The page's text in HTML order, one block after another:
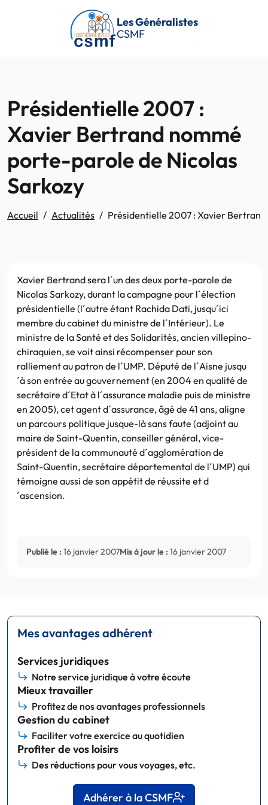
Passer au contenu principal
Les Généralistes
CSMF
Présidentielle 2007 :
Xavier Bertrand nommé
porte-parole de Nicolas
Sarkozy
Accueil Actualités Présidentielle 2007 : Xavier
Xavier Bertrand sera l´un des deux porte-parole de
Nicolas Sarkozy, durant la campagne pour l´élection
présidentielle (l´autre étant Rachida Dati, jusqu´ici
membre du cabinet du ministre de l´Intérieur). Le
ministre de la Santé et des Solidarités, ancien villepino-
chiraquien, se voit ainsi récompenser pour son
ralliement au patron de l´UMP. Député de l´Aisne jusqu
´à son entrée au gouvernement (en 2004 en qualité de
secrétaire d´Etat à l´assurance maladie puis de ministre
en 2005), cet agent d´assurance, âgé de 41 ans, aligne
un parcours politique jusque-là sans faute (adjoint au
maire de Saint-Quentin, conseiller général, vice-
président de la communauté d´agglomération de
Saint-Quentin, secrétaire départemental de l´UMP) qui
témoigne aussi de son appétit de réussite et d
´ascension.
Publié le : 16 janvier 2007Mis à jour le : 16 janvier 2007
Mes avantages adhérent
Services juridiques
Notre service juridique à votre écoute
Mieux travailler
Profitez de nos avantages professionnels
Gestion du cabinet
Faciliter votre exercice au quotidien
Profiter de vos loisirs
Des réductions pour vous voyages, etc.
Adhérer à la CSMF